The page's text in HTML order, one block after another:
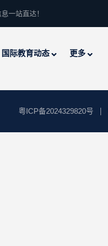
一站直达！
国际教育动态 更多
粤ICP备2024329820号